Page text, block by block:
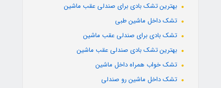
بهترین تشک بادی برای صندلی عقب ماشین
تشک داخل ماشین طبی
تشک بادی برای صندلی عقب ماشین
بهترین تشک بادی صندلی عقب ماشین
تشک خواب همراه داخل ماشین
تشک داخل ماشین رو صندلی